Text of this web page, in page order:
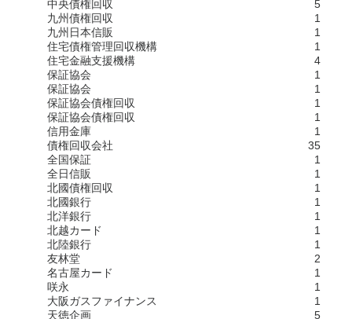
中央債権回収
5
九州債権回収
1
九州日本信販
1
住宅債権管理回収機構
1
住宅金融支援機構
4
保証協会
1
保証協会
1
保証協会債権回収
1
保証協会債権回収
1
信用金庫
1
債権回収会社
35
全国保証
1
全日信販
1
北國債権回収
1
北國銀行
1
北洋銀行
1
北越カード
1
北陸銀行
1
友林堂
2
名古屋カード
1
咲永
1
大阪ガスファイナンス
1
天徳企画
5